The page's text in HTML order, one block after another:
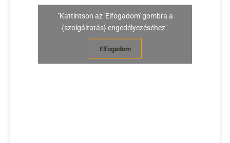
"Kattintson az 'Elfogadom' gombra a
{szolgáltatás} engedélyezéséhez"
Elfogadom